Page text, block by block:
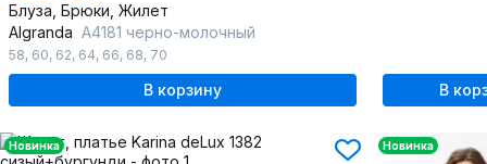
Блуза, Брюки, Жилет
Algranda А4181 черно-молочный
58, 60, 62, 64, 66, 68, 70
В корзину В
Новинка Новинка